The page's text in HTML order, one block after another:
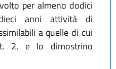
per almeno dodici
anni attività di
a quelle di cui
2, e lo dimostrino